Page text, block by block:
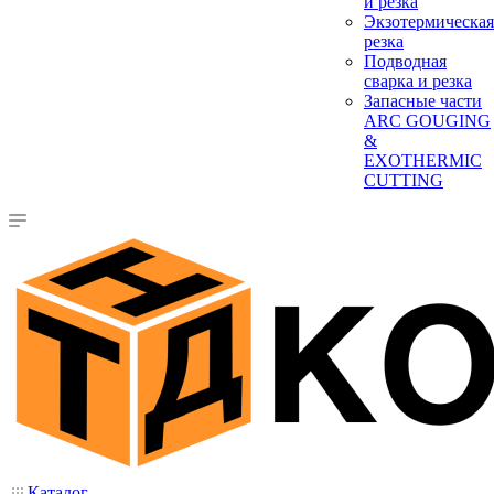
Экзотермическая
резка
Подводная
сварка и резка
Запасные части
ARC GOUGING
&
EXOTHERMIC
CUTTING